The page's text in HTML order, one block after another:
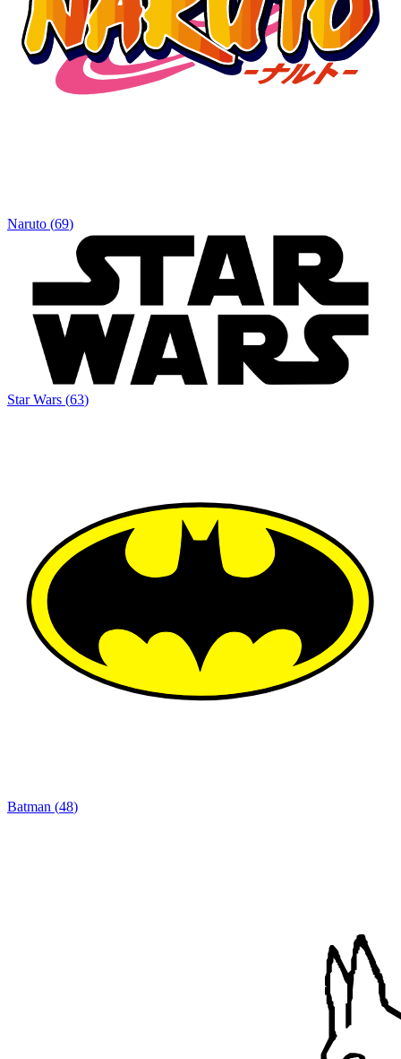
Naruto (69)
Star Wars (63)
Batman (48)